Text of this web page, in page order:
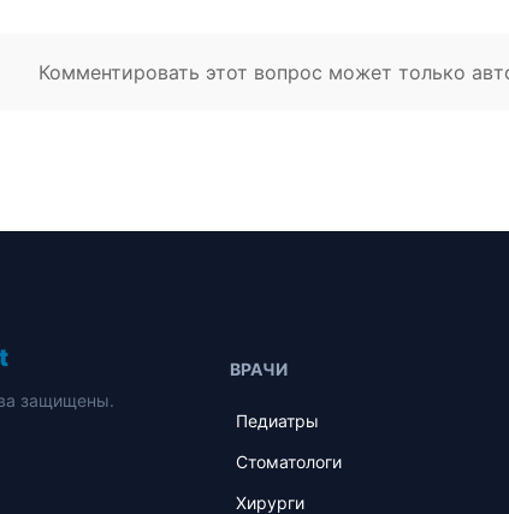
Комментировать этот вопрос может только
защищены.
ВРАЧИ
Педиатры
Стоматологи
Хирурги